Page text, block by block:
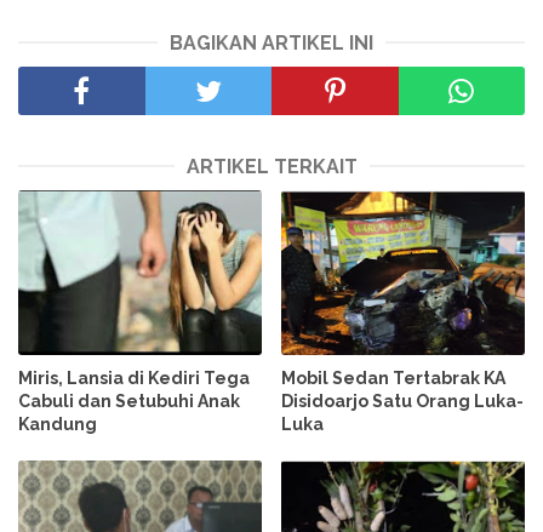
BAGIKAN ARTIKEL INI
ARTIKEL TERKAIT
Miris, Lansia di Kediri Tega
Cabuli dan Setubuhi Anak
Kandung
Mobil Sedan Tertabrak KA
Disidoarjo Satu Orang Luka-
Luka